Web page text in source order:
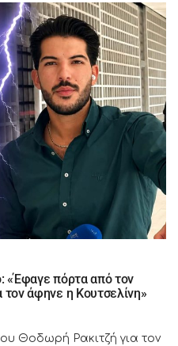
«Έφαγε πόρτα από τον
άφηνε η Κουτσελίνη»
Θοδωρή Ρακιτζή για τον